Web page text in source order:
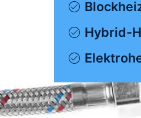
Hybrid-